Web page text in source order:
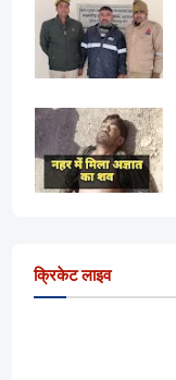
क्रिकेट लाइव